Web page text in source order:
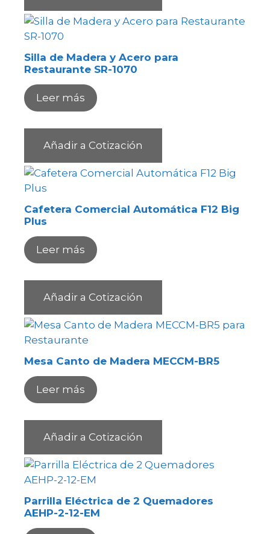
Silla de Madera y Acero para
Restaurante SR-1070
Leer más
Añadir a Cotización
Cafetera Comercial Automática F12 Big
Plus
Leer más
Añadir a Cotización
Mesa Canto de Madera MECCM-BR5
Leer más
Añadir a Cotización
Parrilla Eléctrica de 2 Quemadores
AEHP-2-12-EM